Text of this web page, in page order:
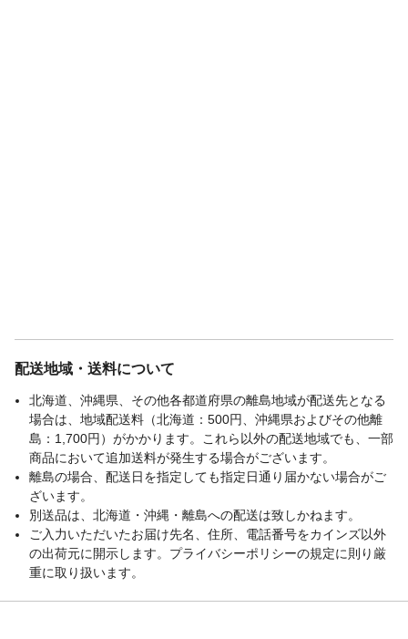
配送地域・送料について
北海道、沖縄県、その他各都道府県の離島地域が配送先となる
場合は、地域配送料（北海道：500円、沖縄県およびその他離
島：1,700円）がかかります。これら以外の配送地域でも、一部
商品において追加送料が発生する場合がございます。
離島の場合、配送日を指定しても指定日通り届かない場合がご
ざいます。
別送品は、北海道・沖縄・離島への配送は致しかねます。
ご入力いただいたお届け先名、住所、電話番号をカインズ以外
の出荷元に開示します。プライバシーポリシーの規定に則り厳
重に取り扱います。